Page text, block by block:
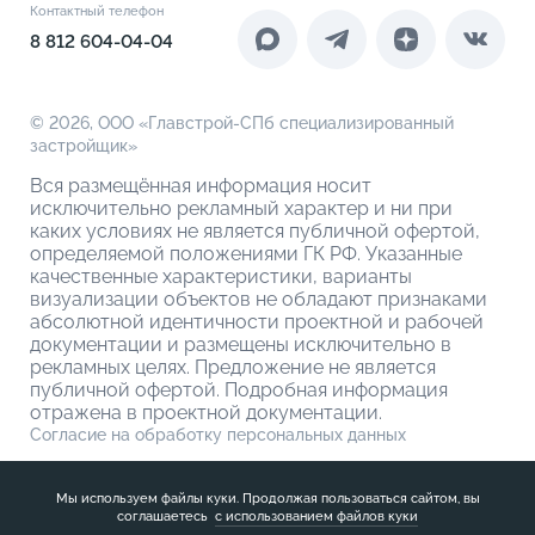
Новоселам
Контакты
О компании
Контактный телефон
8 812 604-04-04
© 2026, ООО «Главстрой-СПб специализированный
застройщик»
Вся размещённая информация носит
исключительно рекламный характер и ни при
каких условиях не является публичной офертой,
определяемой положениями ГК РФ. Указанные
качественные характеристики, варианты
визуализации объектов не обладают признаками
абсолютной идентичности проектной и рабочей
документации и размещены исключительно в
рекламных целях. Предложение не является
публичной офертой. Подробная информация
отражена в проектной документации.
Согласие на обработку персональных данных
Мы используем файлы куки. Продолжая пользоваться сайтом, вы
соглашаетесь с использованием файлов куки